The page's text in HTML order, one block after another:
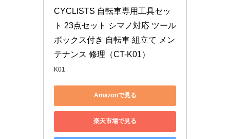
CYCLISTS 自転車専用工具セッ
ト 23点セット シマノ対応 ツール
ボックス付き 自転車 組立て メン
テナンス 修理（CT-K01）
K01
Amazonで見る
楽天市場で見る